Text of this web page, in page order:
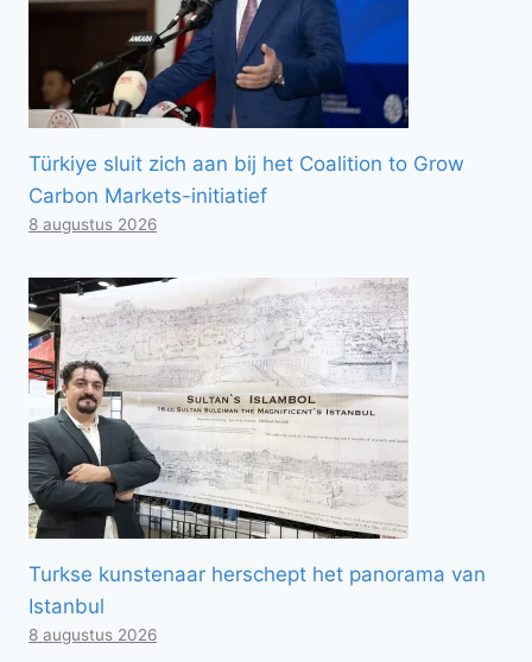
Türkiye sluit zich aan bij het Coalition to Grow
Carbon Markets-initiatief
8 augustus 2026
Turkse kunstenaar herschept het panorama van
Istanbul
8 augustus 2026